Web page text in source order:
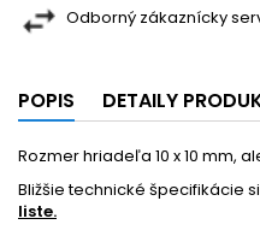
Odborný zákaznícky
POPIS DETAILY
Rozmer hriadeľa 10 x 10 mm,
Bližšie technické špecifikácie
liste.